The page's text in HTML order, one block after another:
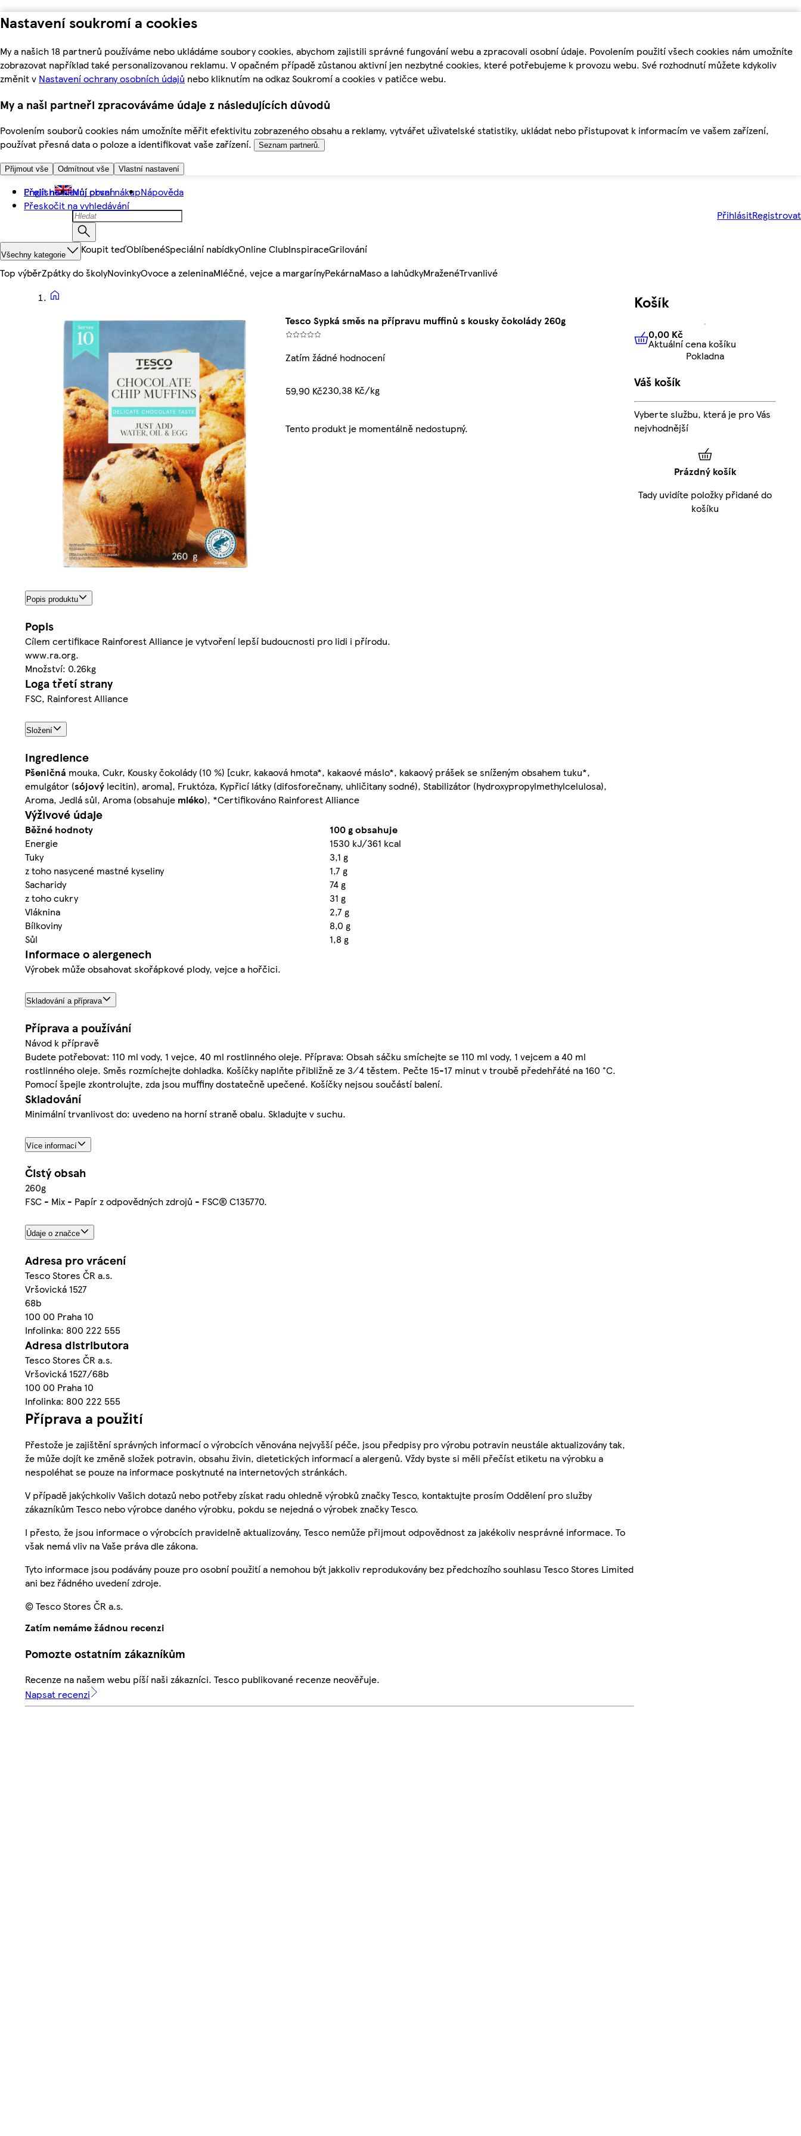
Nastavení soukromí a cookies
My a našich 18 partnerů používáme nebo ukládáme soubory cookies, abychom zajistili správné fungování webu a zpracovali osobní údaje. Povolením použití všech cookies nám umožníte
zobrazovat například také personalizovanou reklamu. V opačném případě zůstanou aktivní jen nezbytné cookies, které potřebujeme k provozu webu. Své rozhodnutí můžete kdykoliv
změnit v Nastavení ochrany osobních údajů nebo kliknutím na odkaz Soukromí a cookies v patičce webu.
My a naši partneři zpracováváme údaje z následujících důvodů
Povolením souborů cookies nám umožníte měřit efektivitu zobrazeného obsahu a reklamy, vytvářet uživatelské statistiky, ukládat nebo přistupovat k informacím ve vašem zařízení,
používat přesná data o poloze a identifikovat vaše zařízení.
Seznam partnerů.
Přijmout vše Odmítnout vše Vlastní nastavení
Přejít na hlavní obsah
Přeskočit na vyhledávání
English Můj první nákupNápověda
PřihlásitRegistrovat
Všechny kategorie Koupit teďOblíbenéSpeciální nabídkyOnline ClubInspiraceGrilování
Top výběrZpátky do školyNovinkyOvoce a zeleninaMléčné, vejce a margarínyPekárnaMaso a lahůdkyMraženéTrvanlivé
Tesco Sypká směs na přípravu muffinů s kousky čokolády 260g
Zatím žádné hodnocení
59,90 Kč230,38 Kč/kg
Tento produkt je momentálně nedostupný.
Popis produktu
Popis
Cílem certifikace Rainforest Alliance je vytvoření lepší budoucnosti pro lidi i přírodu.
www.ra.org.
Množství: 0.26kg
Loga třetí strany
FSC, Rainforest Alliance
Složení
Ingredience
Pšeničná mouka, Cukr, Kousky čokolády (10 %) [cukr, kakaová hmota*, kakaové máslo*, kakaový prášek se sníženým obsahem tuku*,
emulgátor (sójový lecitin), aroma], Fruktóza, Kypřicí látky (difosforečnany, uhličitany sodné), Stabilizátor (hydroxypropylmethylcelulosa),
Aroma, Jedlá sůl, Aroma (obsahuje mléko), *Certifikováno Rainforest Alliance
Výživové údaje
Běžné hodnoty
100 g obsahuje
Energie
1530 kJ/361 kcal
Tuky
3,1 g
z toho nasycené mastné kyseliny
1,7 g
Sacharidy
74 g
z toho cukry
31 g
Vláknina
2,7 g
Bílkoviny
8,0 g
Sůl
1,8 g
Informace o alergenech
Výrobek může obsahovat skořápkové plody, vejce a hořčici.
Skladování a příprava
Příprava a používání
Návod k přípravě
Budete potřebovat: 110 ml vody, 1 vejce, 40 ml rostlinného oleje. Příprava: Obsah sáčku smíchejte se 110 ml vody, 1 vejcem a 40 ml
rostlinného oleje. Směs rozmíchejte dohladka. Košíčky naplňte přibližně ze 3⁄4 těstem. Pečte 15-17 minut v troubě předehřáté na 160 °C.
Pomocí špejle zkontrolujte, zda jsou muffiny dostatečně upečené. Košíčky nejsou součástí balení.
Skladování
Minimální trvanlivost do: uvedeno na horní straně obalu. Skladujte v suchu.
Více informací
Čistý obsah
260g
FSC - Mix - Papír z odpovědných zdrojů - FSC® C135770.
Údaje o značce
Adresa pro vrácení
Tesco Stores ČR a.s.
Vršovická 1527
68b
100 00 Praha 10
Infolinka: 800 222 555
Adresa distributora
Tesco Stores ČR a.s.
Vršovická 1527/68b
100 00 Praha 10
Infolinka: 800 222 555
Příprava a použití
Přestože je zajištění správných informací o výrobcích věnována nejvyšší péče, jsou předpisy pro výrobu potravin neustále aktualizovány tak,
že může dojít ke změně složek potravin, obsahu živin, dietetických informací a alergenů. Vždy byste si měli přečíst etiketu na výrobku a
nespoléhat se pouze na informace poskytnuté na internetových stránkách.
V případě jakýchkoliv Vašich dotazů nebo potřeby získat radu ohledně výrobků značky Tesco, kontaktujte prosím Oddělení pro služby
zákazníkům Tesco nebo výrobce daného výrobku, pokdu se nejedná o výrobek značky Tesco.
I přesto, že jsou informace o výrobcích pravidelně aktualizovány, Tesco nemůže přijmout odpovědnost za jakékoliv nesprávné informace. To
však nemá vliv na Vaše práva dle zákona.
Tyto informace jsou podávány pouze pro osobní použití a nemohou být jakkoliv reprodukovány bez předchozího souhlasu Tesco Stores Limited
ani bez řádného uvedení zdroje.
© Tesco Stores ČR a.s.
Zatím nemáme žádnou recenzi
Pomozte ostatním zákazníkům
Recenze na našem webu píší naši zákazníci. Tesco publikované recenze neověřuje.
Napsat recenzi
Košík
0,00 KčAktuální cena košíku
0,00 Kč
Aktuální cena košíku
Pokladna
Váš košík
Vyberte službu, která je pro Vás
nejvhodnější
Prázdný košík
Tady uvidíte položky přidané do
košíku